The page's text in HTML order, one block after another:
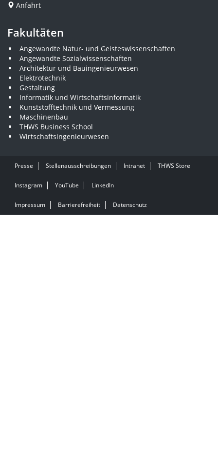
Anfahrt
Fakultäten
Angewandte Natur- und Geisteswissenschaften
Angewandte Sozialwissenschaften
Architektur und Bauingenieurwesen
Elektrotechnik
Gestaltung
Informatik und Wirtschaftsinformatik
Kunststofftechnik und Vermessung
Maschinenbau
THWS Business School
Wirtschaftsingenieurwesen
Presse Stellenausschreibungen Intranet THWS Store
Instagram YouTube LinkedIn
Impressum Barrierefreiheit Datenschutz